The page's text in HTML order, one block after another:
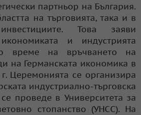
партньор на България.
на търговията, така и в
Това заяви
и индустрията
време на връчването на
на Германската икономика в
Церемонията се организира
индустриално-търговска
проведе в Университета за
стопанство (УНСС). На